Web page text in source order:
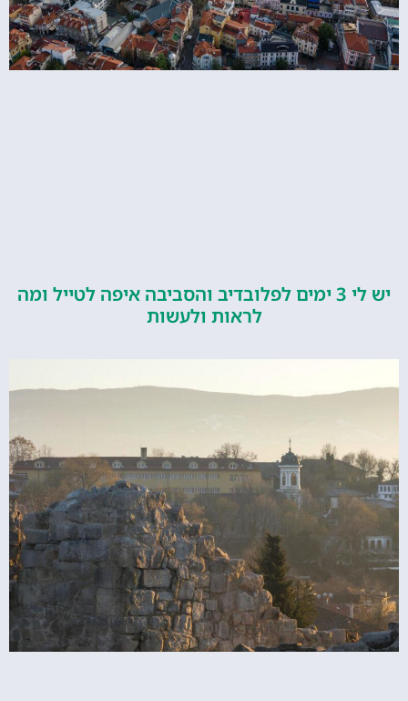
יש לי 3 ימים לפלובדיב והסביבה איפה לטייל ומה
לראות ולעשות